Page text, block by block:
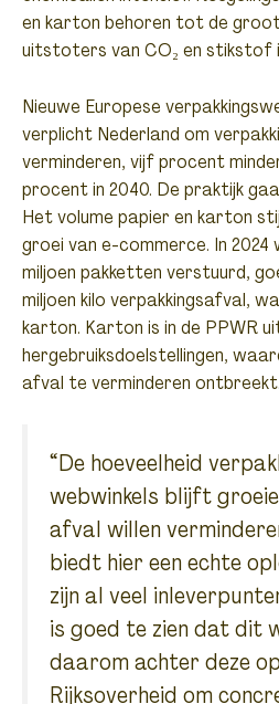
en karton behoren tot de
uitstoters van CO₂ en stikstof
Nieuwe Europese
verplicht Nederland om
verminderen, vijf procent
procent in 2040. De praktijk
Het volume papier en karton
groei van e-commerce. In
miljoen pakketten verstuurd,
miljoen kilo verpakkingsafval,
karton. Karton is in de PPWR
hergebruiksdoelstellingen,
afval te verminderen ontbreekt.
“De hoeveelheid
webwinkels blijft
afval willen
biedt hier een echte
zijn al veel
is goed te zien dat dit
daarom achter deze
Rijksoverheid om